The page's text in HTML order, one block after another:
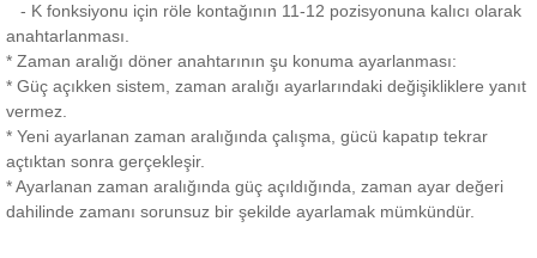
- K fonksiyonu için röle kontağının 11-12 pozisyonuna kalıcı olarak
anahtarlanması.
* Zaman aralığı döner anahtarının şu konuma ayarlanması:
* Güç açıkken sistem, zaman aralığı ayarlarındaki değişikliklere yanıt
vermez.
* Yeni ayarlanan zaman aralığında çalışma, gücü kapatıp tekrar
açtıktan sonra gerçekleşir.
* Ayarlanan zaman aralığında güç açıldığında, zaman ayar değeri
dahilinde zamanı sorunsuz bir şekilde ayarlamak mümkündür.